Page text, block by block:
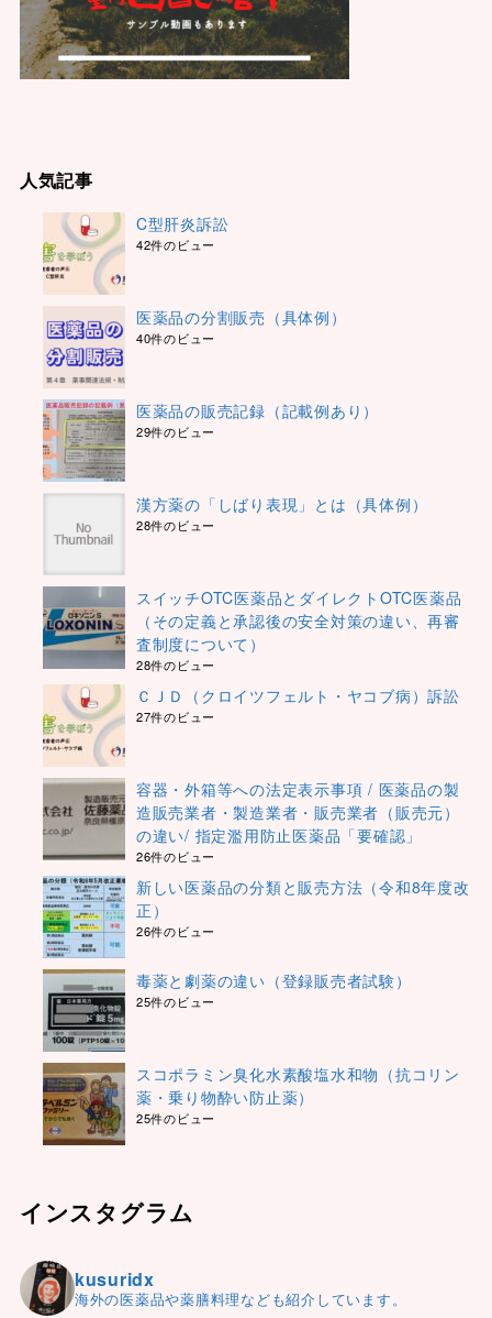
人気記事
C型肝炎訴訟
42件のビュー
医薬品の分割販売（具体例）
40件のビュー
医薬品の販売記録（記載例あり）
29件のビュー
漢方薬の「しばり表現」とは（具体例）
28件のビュー
スイッチOTC医薬品とダイレクトOTC医薬品
（その定義と承認後の安全対策の違い、再審
査制度について）
28件のビュー
ＣＪＤ（クロイツフェルト・ヤコブ病）訴訟
27件のビュー
容器・外箱等への法定表示事項 / 医薬品の製
造販売業者・製造業者・販売業者（販売元）
の違い/ 指定濫用防止医薬品「要確認」
26件のビュー
新しい医薬品の分類と販売方法（令和8年度改
正）
26件のビュー
毒薬と劇薬の違い（登録販売者試験）
25件のビュー
スコポラミン臭化水素酸塩水和物（抗コリン
薬・乗り物酔い防止薬）
25件のビュー
インスタグラム
kusuridx
海外の医薬品や薬膳料理なども紹介しています。